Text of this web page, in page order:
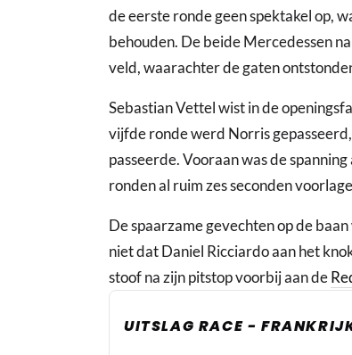
de eerste ronde geen spektakel op,
behouden. De beide Mercedessen
veld, waarachter de gaten
Sebastian Vettel wist in de
vijfde ronde werd Norris
passeerde. Vooraan was de
ronden al ruim zes seconden
De spaarzame gevechten op de
niet dat Daniel Ricciardo aan het
stoof na zijn pitstop voorbij aan de
UITSLAG RACE -